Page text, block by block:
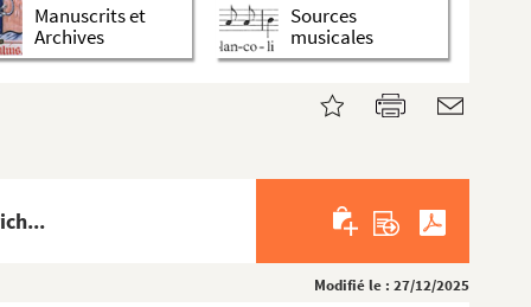
Manuscrits et
Archives
Sources
musicales
Modifié le : 27/12/2025